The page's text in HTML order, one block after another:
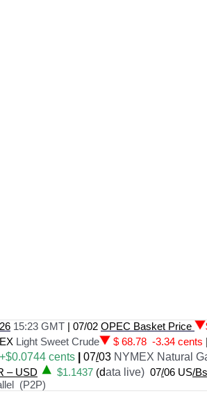
15:23 GMT | 07/02 OPEC Basket Price
Light Sweet Crude $ 68.78 -3.34 cents |
+$0.0744 cents 07/03 NYMEX Natural
– USD $1.1437 (data live) 07/06 US/
(P2P)